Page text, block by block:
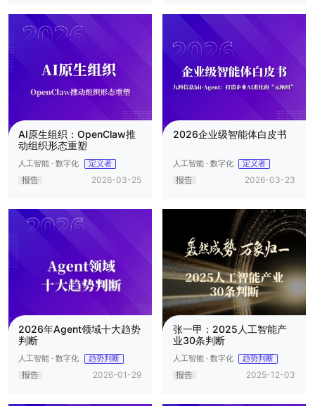
AI原生组织：OpenClaw推
动组织形态重塑
人工智能 · 数字化 定义者
报告 2026-03-25
2026企业级智能体白皮书
人工智能 · 数字化 定义者
报告 2026-03-23
2026年Agent领域十大趋势
判断
人工智能 · 数字化 趋势判断
报告 2026-01-29
张一甲：2025人工智能产
业30条判断
人工智能 · 数字化 趋势判断
报告 2025-12-03